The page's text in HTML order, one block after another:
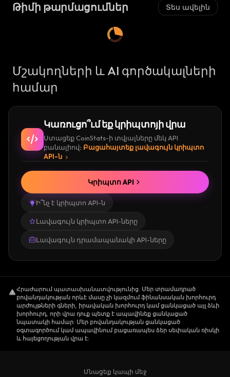
Թիմի թարմացումներ Տես ավելին
Մշակողների և AI գործակալների
համար
Կառուցո՞ւմ եք կրիպտոյի վրա
Ստացեք CoinStats-ի տվյալները մեկ API
բանալիով։ Բացահայտեք լավագույն կրիպտո
API-ն
Ի՞նչ է կրիպտո API-ն
Լավագույն կրիպտո API-ները
Լավագույն դրամապանակի API-ները
Կրիպտո API
Հրաժարում պատասխանատվությունից. Մեր տրամադրած
բովանդակության որևէ մասը չի կազմում ֆինանսական խորհուրդ
արժույթների գների, իրավական խորհուրդ կամ ցանկացած այլ ձևի
խորհուրդ, որի վրա դուք պետք է ապավինեք ցանկացած
նպատակի համար: Մեր բովանդակության ցանկացած
օգտագործում կամ ապավինում բացառապես ձեր սեփական ռիսկի
և հայեցողության վրա է:
Մնացեք կապի մեջ